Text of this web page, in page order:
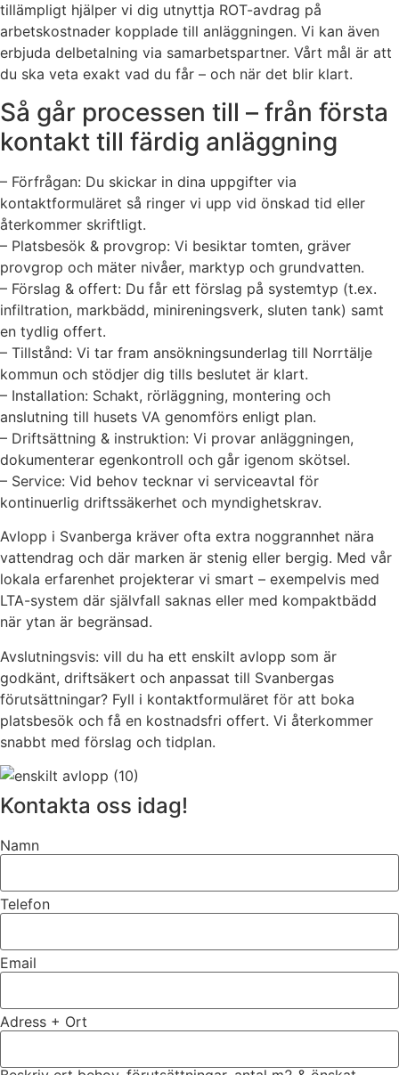
tillämpligt hjälper vi dig utnyttja ROT-avdrag på
arbetskostnader kopplade till anläggningen. Vi kan även
erbjuda delbetalning via samarbetspartner. Vårt mål är att
du ska veta exakt vad du får – och när det blir klart.
Så går processen till – från första
kontakt till färdig anläggning
– Förfrågan: Du skickar in dina uppgifter via
kontaktformuläret så ringer vi upp vid önskad tid eller
återkommer skriftligt.
– Platsbesök & provgrop: Vi besiktar tomten, gräver
provgrop och mäter nivåer, marktyp och grundvatten.
– Förslag & offert: Du får ett förslag på systemtyp (t.ex.
infiltration, markbädd, minireningsverk, sluten tank) samt
en tydlig offert.
– Tillstånd: Vi tar fram ansökningsunderlag till Norrtälje
kommun och stödjer dig tills beslutet är klart.
– Installation: Schakt, rörläggning, montering och
anslutning till husets VA genomförs enligt plan.
– Driftsättning & instruktion: Vi provar anläggningen,
dokumenterar egenkontroll och går igenom skötsel.
– Service: Vid behov tecknar vi serviceavtal för
kontinuerlig driftssäkerhet och myndighetskrav.
Avlopp i Svanberga kräver ofta extra noggrannhet nära
vattendrag och där marken är stenig eller bergig. Med vår
lokala erfarenhet projekterar vi smart – exempelvis med
LTA-system där självfall saknas eller med kompaktbädd
när ytan är begränsad.
Avslutningsvis: vill du ha ett enskilt avlopp som är
godkänt, driftsäkert och anpassat till Svanbergas
förutsättningar? Fyll i kontaktformuläret för att boka
platsbesök och få en kostnadsfri offert. Vi återkommer
snabbt med förslag och tidplan.
Kontakta oss idag!
Namn
Telefon
Email
Adress + Ort